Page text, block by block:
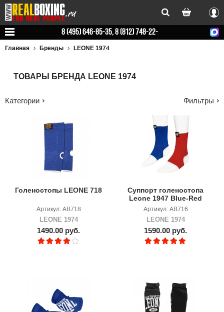
Вход
8 (495) 646-85-35, 8 (812) 748-22-
78
Главная Бренды LEONE 1974
ТОВАРЫ БРЕНДА LEONE 1974
Категории Фильтры
Голеностопы LEONE 718
Артикул: AB718
LEONE 1974
1490.00 руб.
Суппорт голеностопа
Leone 1947 Blue-Red
Артикул: AB716
LEONE 1974
1590.00 руб.